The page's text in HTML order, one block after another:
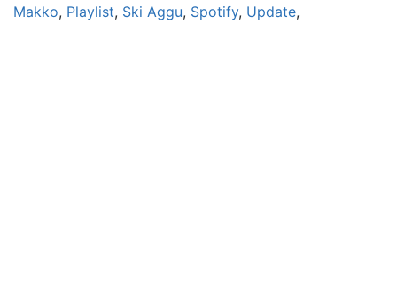
Makko, Playlist, Ski Aggu, Spotify, Update,